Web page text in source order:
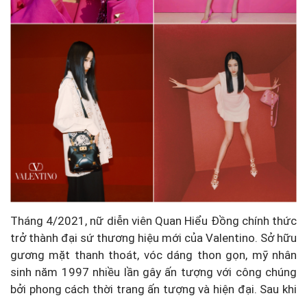
Tháng 4/2021, nữ diễn viên Quan Hiểu Đồng chính thức
trở thành đại sứ thương hiệu mới của Valentino. Sở hữu
gương mặt thanh thoát, vóc dáng thon gọn, mỹ nhân
sinh năm 1997 nhiều lần gây ấn tượng với công chúng
bởi phong cách thời trang ấn tượng và hiện đại. Sau khi